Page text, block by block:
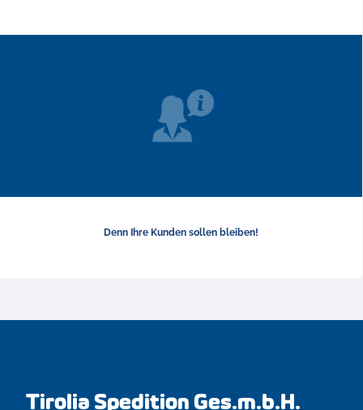
Denn Ihre Kunden sollen bleiben!
Tirolia Spedition Ges.m.b.H.